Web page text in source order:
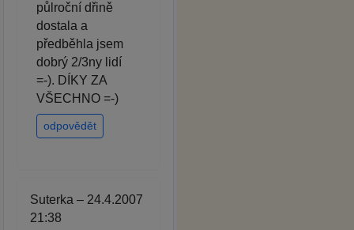
půlroční dřině
dostala a
předběhla jsem
dobrý 2/3ny lidí
=-). DÍKY ZA
VŠECHNO =-)
odpovědět
Suterka – 24.4.2007
21:38